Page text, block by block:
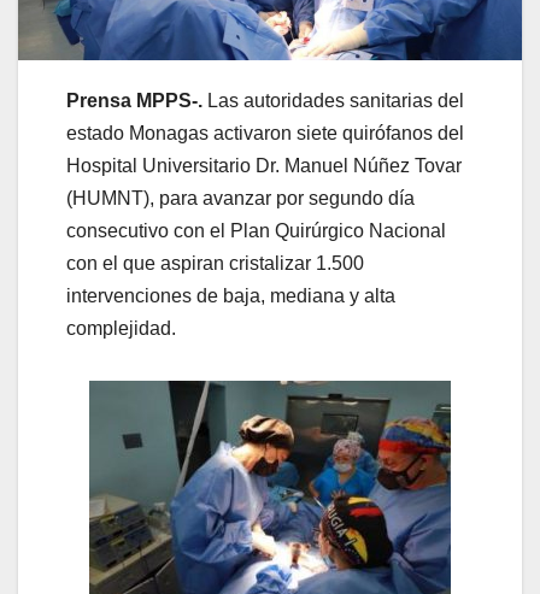
Prensa MPPS-. Las autoridades sanitarias del
estado Monagas activaron siete quirófanos del
Hospital Universitario Dr. Manuel Núñez Tovar
(HUMNT), para avanzar por segundo día
consecutivo con el Plan Quirúrgico Nacional
con el que aspiran cristalizar 1.500
intervenciones de baja, mediana y alta
complejidad.